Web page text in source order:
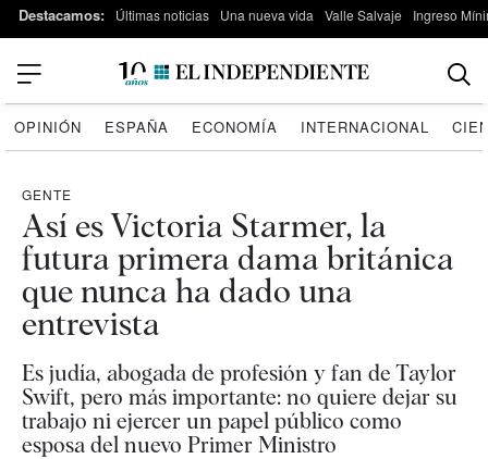
Destacamos: Últimas noticias Una nueva vida Valle Salvaje Ingreso
OPINIÓN ESPAÑA ECONOMÍA INTERNACIONAL
GENTE
Así es Victoria Starmer, la
futura primera dama británica
que nunca ha dado una
entrevista
Es judía, abogada de profesión y fan de Taylor
Swift, pero más importante: no quiere dejar su
trabajo ni ejercer un papel público como
esposa del nuevo Primer Ministro